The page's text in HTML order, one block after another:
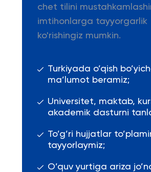
chet tilini
imtihonlarga tayyorgarlik
ko'rishingiz mumkin.
Turkiyada o’qish
ma’lumot beramiz;
Universitet, maktab,
akademik dasturni
To’g’ri hujjatlar
tayyorlaymiz;
O’quv yurtiga ariza